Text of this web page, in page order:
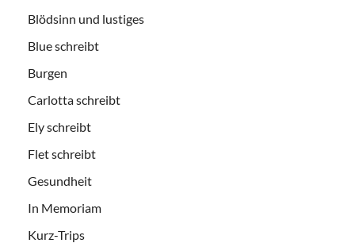
Blödsinn und lustiges
Blue schreibt
Burgen
Carlotta schreibt
Ely schreibt
Flet schreibt
Gesundheit
In Memoriam
Kurz-Trips